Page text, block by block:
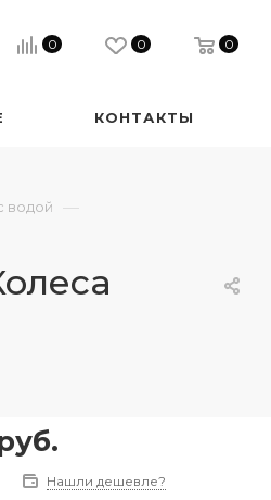
0 0 0
КОНТАКТЫ
водой —
Нашли дешевле?